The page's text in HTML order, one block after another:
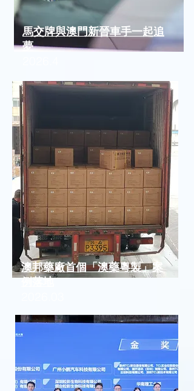
馬交牌與澳門新晉車手一起追
夢
澳邦藥廠首個「澳藥粵製」案
例落地